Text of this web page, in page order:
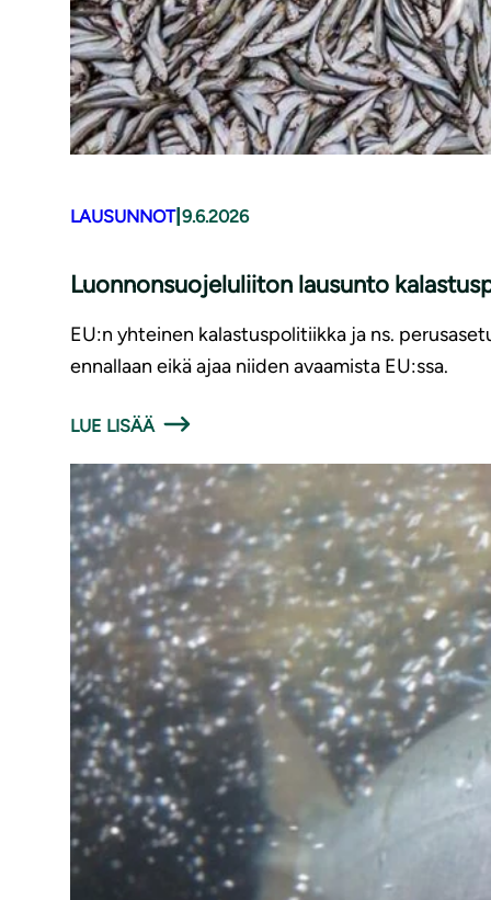
LAUSUNNOT| 9.6.2026
Luonnonsuojeluliiton lausunto
EU:n yhteinen kalastuspolitiikka ja ns.
ennallaan eikä ajaa niiden avaamista EU:ssa.
LUE LISÄÄ